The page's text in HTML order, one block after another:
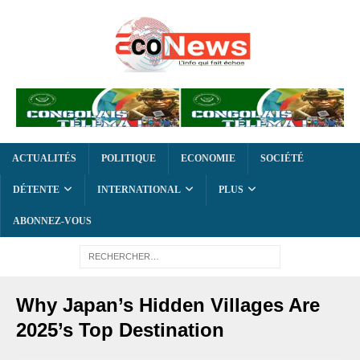
ACTUALITÉS POLITIQUE ECONOMIE SOCIÉTÉ
DÉTENTE INTERNATIONAL PLUS
ABONNEZ-VOUS
Why Japan’s Hidden Villages Are
2025’s Top Destination